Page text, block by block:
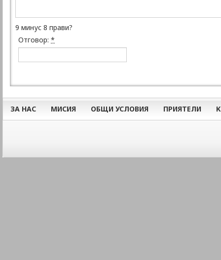
9 минус 8 прави?
Отговор: *
ЗА НАС МИСИЯ ОБЩИ УСЛОВИЯ ПРИЯТЕЛИ